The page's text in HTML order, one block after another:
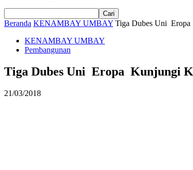
Beranda KENAMBAY UMBAY Tiga Dubes Uni Eropa
KENAMBAY UMBAY
Pembangunan
Tiga Dubes Uni Eropa Kunjungi
21/03/2018